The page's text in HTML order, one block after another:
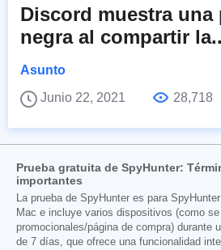
Discord muestra una
negra al compartir
Asunto
Junio 22, 2021
28,718
Prueba gratuita de SpyHunter:
importantes
La prueba de SpyHunter es para
Mac e incluye varios dispositivos (como
promocionales/página de compra) durante
de 7 días, que ofrece una funcionalidad